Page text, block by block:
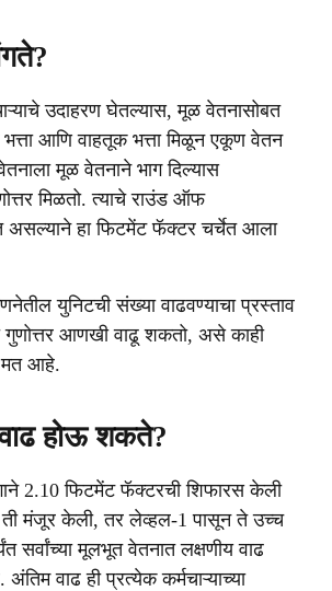
उदाहरण घेतल्यास, मूळ वेतनासोबत
भत्ता आणि वाहतूक भत्ता मिळून एकूण वेतन
मूळ वेतनाने भाग दिल्यास
मिळतो. त्याचे राउंड ऑफ
हा फिटमेंट फॅक्टर चर्चेत आला
युनिटची संख्या वाढवण्याचा प्रस्ताव
गुणोत्तर आणखी वाढू शकतो, असे काही
मत आहे.
वाढ होऊ शकते?
2.10 फिटमेंट फॅक्टरची शिफारस केली
ती मंजूर केली, तर लेव्हल-1 पासून ते उच्च
सर्वांच्या मूलभूत वेतनात लक्षणीय वाढ
वाढ ही प्रत्येक कर्मचाऱ्याच्या